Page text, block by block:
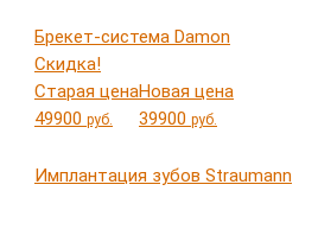
Брекет-система Damon
Скидка!
Старая цена
49900 руб.
Новая цена
39900 руб.
Имплантация зубов Straumann